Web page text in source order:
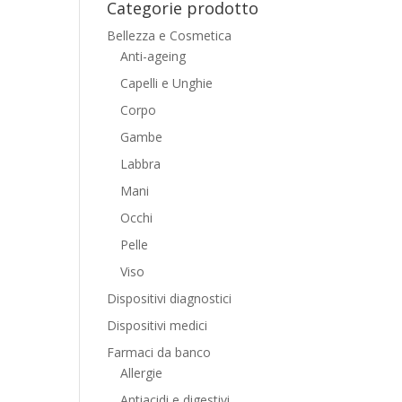
Categorie prodotto
Bellezza e Cosmetica
Anti-ageing
Capelli e Unghie
Corpo
Gambe
Labbra
Mani
Occhi
Pelle
Viso
Dispositivi diagnostici
Dispositivi medici
Farmaci da banco
Allergie